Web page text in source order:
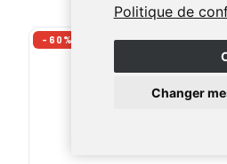
Politique de
Changer
-60%